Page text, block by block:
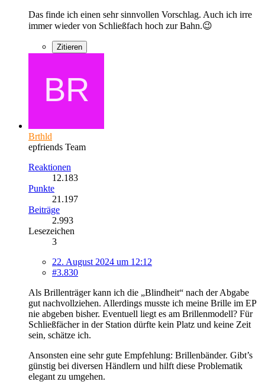
Das finde ich einen sehr sinnvollen Vorschlag. Auch ich irre
immer wieder von Schließfach hoch zur Bahn.😉
Zitieren
Brthld
epfriends Team
Reaktionen
12.183
Punkte
21.197
Beiträge
2.993
Lesezeichen
3
22. August 2024 um 12:12
#3.830
Als Brillenträger kann ich die „Blindheit“ nach der Abgabe
gut nachvollziehen. Allerdings musste ich meine Brille im EP
nie abgeben bisher. Eventuell liegt es am Brillenmodell? Für
Schließfächer in der Station dürfte kein Platz und keine Zeit
sein, schätze ich.
Ansonsten eine sehr gute Empfehlung: Brillenbänder. Gibt’s
günstig bei diversen Händlern und hilft diese Problematik
elegant zu umgehen.